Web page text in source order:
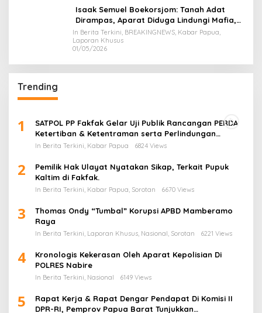
Isaak Semuel Boekorsjom: Tanah Adat
Dirampas, Aparat Diduga Lindungi Mafia,
Kasus Kini Jadi Prioritas ATR/BPN
In Berita Terkini, BREAKINGNEWS, Kabar Papua,
Laporan Khusus
01/05/2026
Trending
1
SATPOL PP Fakfak Gelar Uji Publik Rancangan PERDA
Ketertiban & Ketentraman serta Perlindungan
Masyarakat
In Berita Terkini, Kabar Papua 6824 Views
2
Pemilik Hak Ulayat Nyatakan Sikap, Terkait Pupuk
Kaltim di Fakfak.
In Berita Terkini, Kabar Papua, Sorotan 6670 Views
3
Thomas Ondy “Tumbal” Korupsi APBD Mamberamo
Raya
In Berita Terkini, Laporan Khusus, Nasional, Sorotan 6221 Views
4
Kronologis Kekerasan Oleh Aparat Kepolisian Di
POLRES Nabire
In Berita Terkini, Nasional 6149 Views
5
Rapat Kerja & Rapat Dengar Pendapat Di Komisi II
DPR-RI, Pemprov Papua Barat Tunjukkan